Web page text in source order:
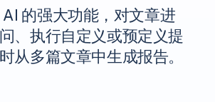
的强大功能，对文章进
、执行自定义或预定义提
从多篇文章中生成报告。